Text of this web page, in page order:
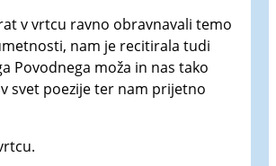
v vrtcu ravno obravnavali temo
nam je recitirala tudi
Povodnega moža in nas tako
svet poezije ter nam prijetno